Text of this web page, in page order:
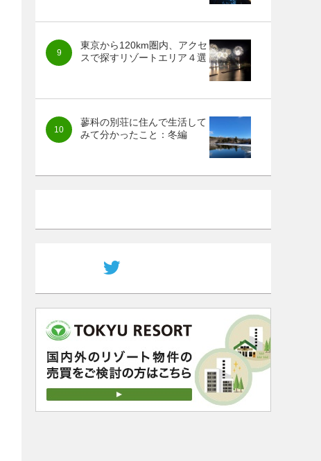
東京から120km圏内、アクセ
スで探すリゾートエリア４選
蓼科の別荘に住んで生活して
みて分かったこと：冬編